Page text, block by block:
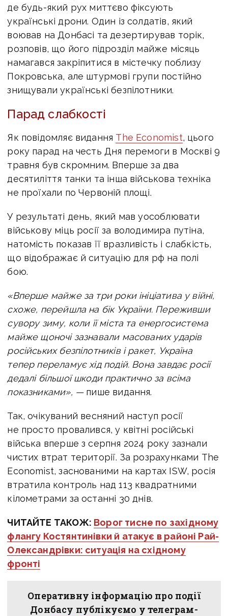
де будь-який рух миттєво фіксують
українські дрони. Один із солдатів, який
воював на Донбасі та дезертирував торік,
розповів, що його підрозділ майже місяць
намагався закріпитися в містечку поблизу
Покровська, але штурмові групи постійно
знищували українські безпілотники.
Парад слабкості
Як повідомляє видання The Economist, цього
року парад на честь Дня перемоги в Москві 9
травня був скромним. Вперше за два
десятиліття танки та інша військова техніка
не проїхали по Червоній площі.
У результаті день, який мав уособлювати
військову міць росії за володимира путіна,
натомість показав її вразливість і слабкість,
що відображає й ситуацію для рф на полі
бою.
«Вперше майже за три роки ініціатива у війні,
схоже, перейшла на бік України. Переживши
сувору зиму, коли її міста та енергосистема
майже щоночі зазнавали масованих ударів
російських безпілотників і ракет, Україна
тепер переламує хід подій. Вона завдає росії
дедалі більшої шкоди практично за всіма
показниками», —пише видання.
Так, очікуваний весняний наступ росії
не просто провалився, у квітні російські
війська вперше з серпня 2024 року зазнали
чистих втрат території. За розрахунками The
Economist, заснованими на картах ISW, росія
втратила контроль над 113 квадратними
кілометрами за останні 30 днів.
ЧИТАЙТЕ ТАКОЖ: Ворог тисне по західному
флангу Костянтинівки й атакує в районі Рай-
Олександрівки: ситуація на східному
фронті
Оперативну інформацію про події
Донбасу публікуємо у телеграм-